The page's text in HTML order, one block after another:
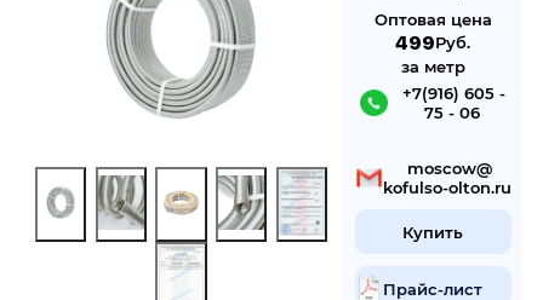
Оптовая цена
499Руб.
за метр
+7(916) 605 -
75 - 06
mosсow@
kofulso-olton.ru
Купить
Прайс-лист